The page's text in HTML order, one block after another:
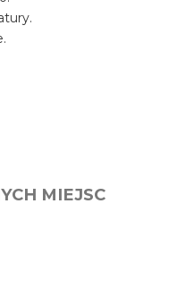
MIEJSC